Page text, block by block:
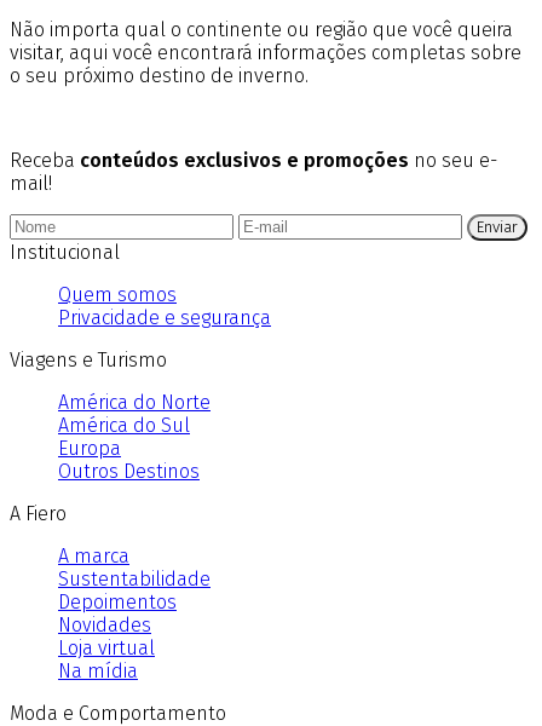
Não importa qual o continente ou região que você queira
visitar, aqui você encontrará informações completas sobre
o seu próximo destino de inverno.
Receba conteúdos exclusivos e promoções no seu e-
mail!
Enviar
Institucional
Quem somos
Privacidade e segurança
Viagens e Turismo
América do Norte
América do Sul
Europa
Outros Destinos
A Fiero
A marca
Sustentabilidade
Depoimentos
Novidades
Loja virtual
Na mídia
Moda e Comportamento